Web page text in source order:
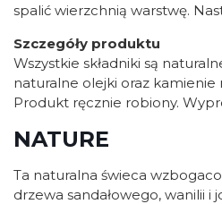
spalić wierzchnią warstwę.
Szczegóły produktu
Wszystkie składniki są
naturalne olejki oraz kamienie
Produkt ręcznie robiony.
NATURE
Ta naturalna świeca
drzewa sandałowego, wanilii i